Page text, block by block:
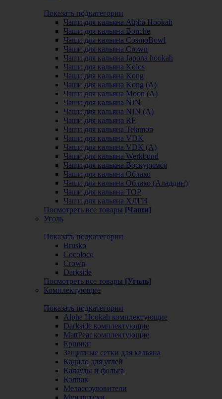
Показать подкатегории
Чаши для кальяна Alpha Hookah
Чаши для кальяна Bonche
Чаши для кальяна CosmoBowl
Чаши для кальяна Crown
Чаши для кальяна Japona hookah
Чаши для кальяна Kolos
Чаши для кальяна Kong
Чаши для кальяна Kong (A)
Чаши для кальяна Moon (А)
Чаши для кальяна NJN
Чаши для кальяна NJN (А)
Чаши для кальяна RF
Чаши для кальяна Telamon
Чаши для кальяна VDK
Чаши для кальяна VDK (А)
Чаши для кальяна Werkbund
Чаши для кальяна Воскуримся
Чаши для кальяна Облако
Чаши для кальяна Облако (Аладдин)
Чаши для кальяна ТОР
Чаши для кальяна ХЛГН
Посмотреть все товары [Чаши]
Уголь
Показать подкатегории
Brusko
Cocoloco
Crown
Darkside
Посмотреть все товары [Уголь]
Комплектующие
Показать подкатегории
Alpha Hookah комплектующие
Darkside комплектующие
MattPear комплектующие
Ершики
Защитные сетки для кальяна
Кадило для углей
Калауды и фольга
Колпак
Мелассоуловители
Мундштуки